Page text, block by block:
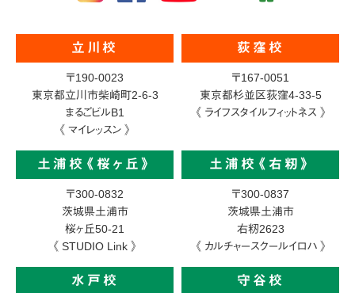
立川校
〒190-0023
東京都立川市柴崎町2-6-3
まるごビルB1
《 マイレッスン 》
荻窪校
〒167-0051
東京都杉並区荻窪4-33-5
《 ライフスタイルフィットネス 》
土浦校《桜ヶ丘》
〒300-0832
茨城県土浦市
桜ヶ丘50-21
《 STUDIO Link 》
土浦校《右籾》
〒300-0837
茨城県土浦市
右籾2623
《 カルチャースクールイロハ 》
水戸校 守谷校